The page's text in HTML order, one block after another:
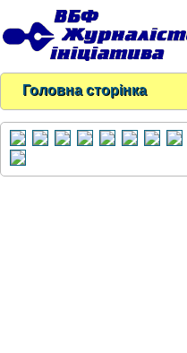
Головна сторінка